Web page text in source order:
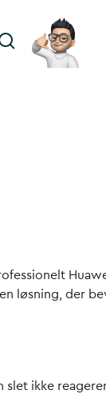
løsning, der
ikke